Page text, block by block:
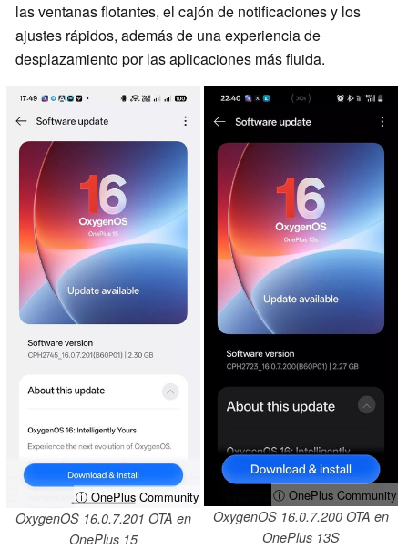
las ventanas flotantes, el cajón de notificaciones y los
ajustes rápidos, además de una experiencia de
desplazamiento por las aplicaciones más fluida.
ⓘ OnePlus Community
OxygenOS 16.0.7.201 OTA en
OnePlus 15
ⓘ OnePlus Community
OxygenOS 16.0.7.200 OTA en
OnePlus 13S